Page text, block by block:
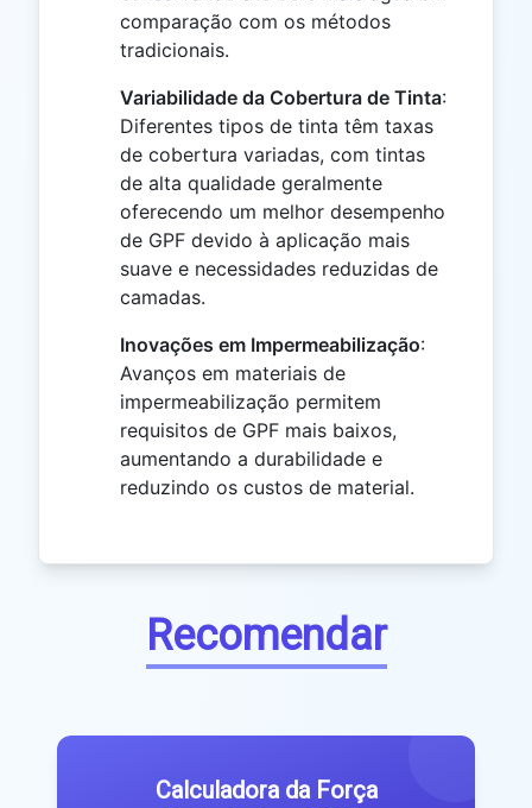
comparação com os métodos
tradicionais.
Variabilidade da Cobertura de Tinta:
Diferentes tipos de tinta têm taxas
de cobertura variadas, com tintas
de alta qualidade geralmente
oferecendo um melhor desempenho
de GPF devido à aplicação mais
suave e necessidades reduzidas de
camadas.
Inovações em Impermeabilização:
Avanços em materiais de
impermeabilização permitem
requisitos de GPF mais baixos,
aumentando a durabilidade e
reduzindo os custos de material.
Recomendar
Calculadora da Força